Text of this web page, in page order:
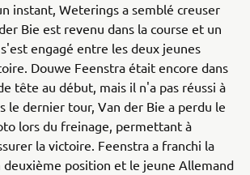
instant, Weterings a semblé creuser
Bie est revenu dans la course et un
engagé entre les deux jeunes
Douwe Feenstra était encore dans
tête au début, mais il n'a pas réussi à
le dernier tour, Van der Bie a perdu le
lors du freinage, permettant à
la victoire. Feenstra a franchi la
position et le jeune Allemand